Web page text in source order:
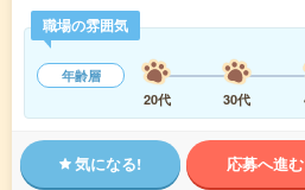
職場の雰囲気
年齢層
20代
30代
気になる! 応募へ進む